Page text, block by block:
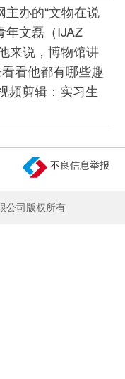
办的“文物在说
年文磊（IJAZ
来说，博物馆讲
看他都有哪些趣
频剪辑：实习生
不良信息举报
公司版权所有